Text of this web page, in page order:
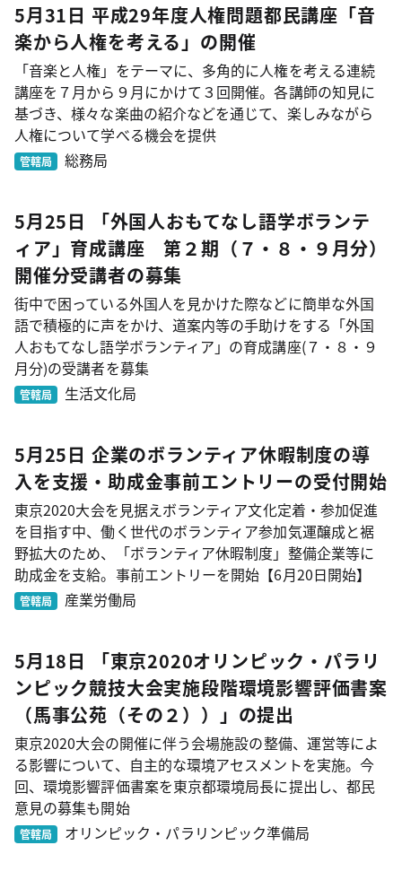
5月31日 平成29年度人権問題都民講座「音
楽から人権を考える」の開催
「音楽と人権」をテーマに、多角的に人権を考える連続
講座を７月から９月にかけて３回開催。各講師の知見に
基づき、様々な楽曲の紹介などを通じて、楽しみながら
人権について学べる機会を提供
管轄局 総務局
5月25日 「外国人おもてなし語学ボランテ
ィア」育成講座 第２期（７・８・９月分）
開催分受講者の募集
街中で困っている外国人を見かけた際などに簡単な外国
語で積極的に声をかけ、道案内等の手助けをする「外国
人おもてなし語学ボランティア」の育成講座(７・８・９
月分)の受講者を募集
管轄局 生活文化局
5月25日 企業のボランティア休暇制度の導
入を支援・助成金事前エントリーの受付開始
東京2020大会を見据えボランティア文化定着・参加促進
を目指す中、働く世代のボランティア参加気運醸成と裾
野拡大のため、「ボランティア休暇制度」整備企業等に
助成金を支給。事前エントリーを開始【6月20日開始】
管轄局 産業労働局
5月18日 「東京2020オリンピック・パラリ
ンピック競技大会実施段階環境影響評価書案
（馬事公苑（その２））」の提出
東京2020大会の開催に伴う会場施設の整備、運営等によ
る影響について、自主的な環境アセスメントを実施。今
回、環境影響評価書案を東京都環境局長に提出し、都民
意見の募集も開始
管轄局 オリンピック・パラリンピック準備局